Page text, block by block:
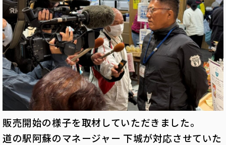
販売開始の様子を取材していただきました。
道の駅阿蘇のマネージャー 下城が対応させていた